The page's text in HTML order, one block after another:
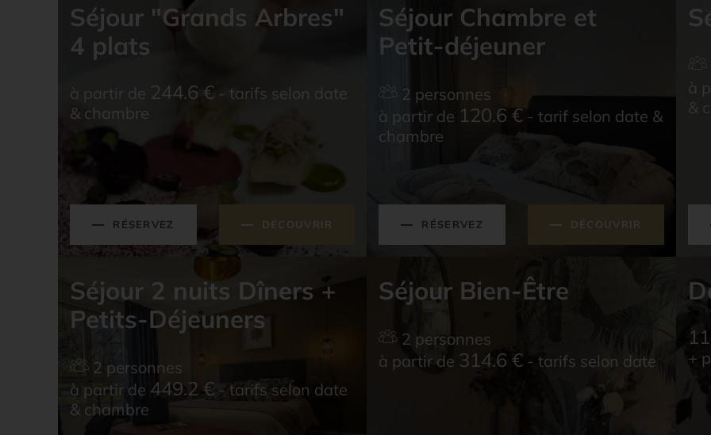
Séjour "Grands Arbres"
4 plats
à partir de 244.6 € - tarifs selon date
& chambre
RÉSERVEZ DÉCOUVRIR
Séjour Chambre et
Petit-déjeuner
2 personnes
à partir de 120.6 € - tarif selon date &
chambre
RÉSERVEZ DÉCOUVRIR
à
&
Séjour 2 nuits Dîners +
Petits-Déjeuners
2 personnes
à partir de 449.2 € - tarifs selon date
& chambre
Séjour Bien-Être
2 personnes
à partir de 314.6 € - tarifs selon date +